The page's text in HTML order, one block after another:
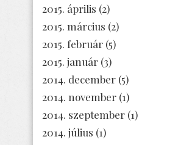
2015. április (2)
2015. március (2)
2015. február (5)
2015. január (3)
2014. december (5)
2014. november (1)
2014. szeptember (1)
2014. július (1)